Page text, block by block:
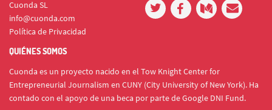
Cuonda SL
info@cuonda.com
Política de Privacidad
QUIÉNES SOMOS
Cuonda es un proyecto nacido en el Tow Knight Center for
Entrepreneurial Journalism en CUNY (City University of New York). Ha
contado con el apoyo de una beca por parte de Google DNI Fund.